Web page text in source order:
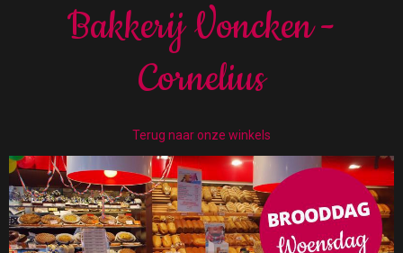
Bakkerij Voncken -
Cornelius
Terug naar onze winkels